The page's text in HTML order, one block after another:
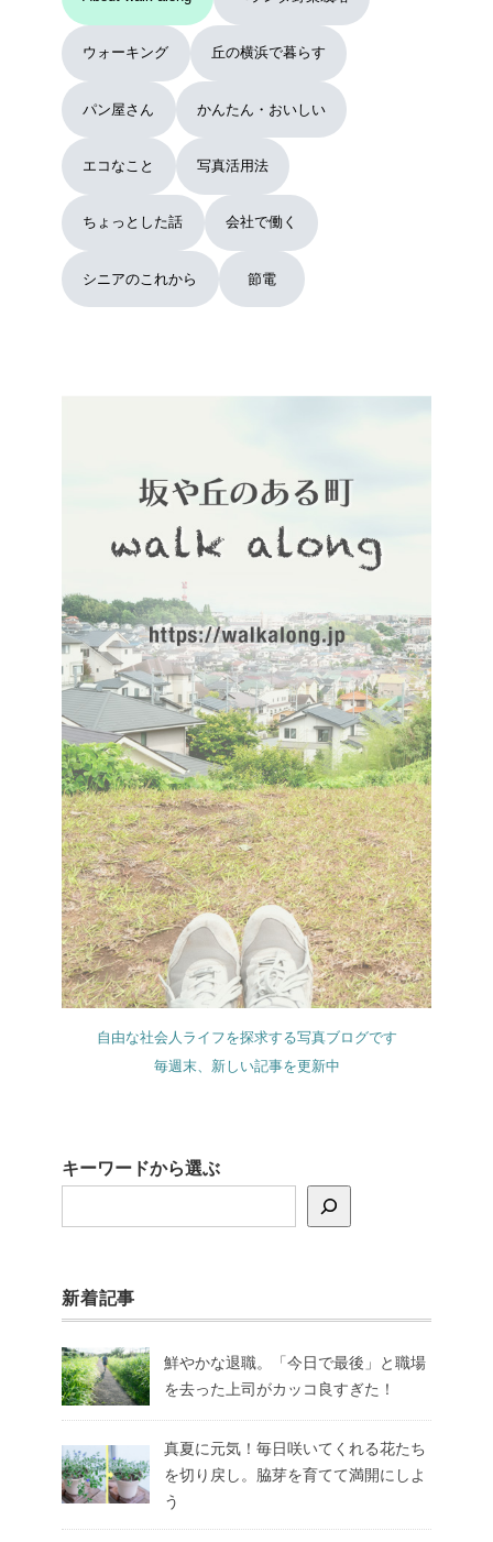
ウォーキング 丘の横浜で暮らす
パン屋さん かんたん・おいしい
エコなこと 写真活用法
ちょっとした話 会社で働く
シニアのこれから 節電
自由な社会人ライフを探求する写真ブログです
毎週末、新しい記事を更新中
キーワードから選ぶ
新着記事
鮮やかな退職。「今日で最後」と職場
を去った上司がカッコ良すぎた！
真夏に元気！毎日咲いてくれる花たち
を切り戻し。脇芽を育てて満開にしよ
う